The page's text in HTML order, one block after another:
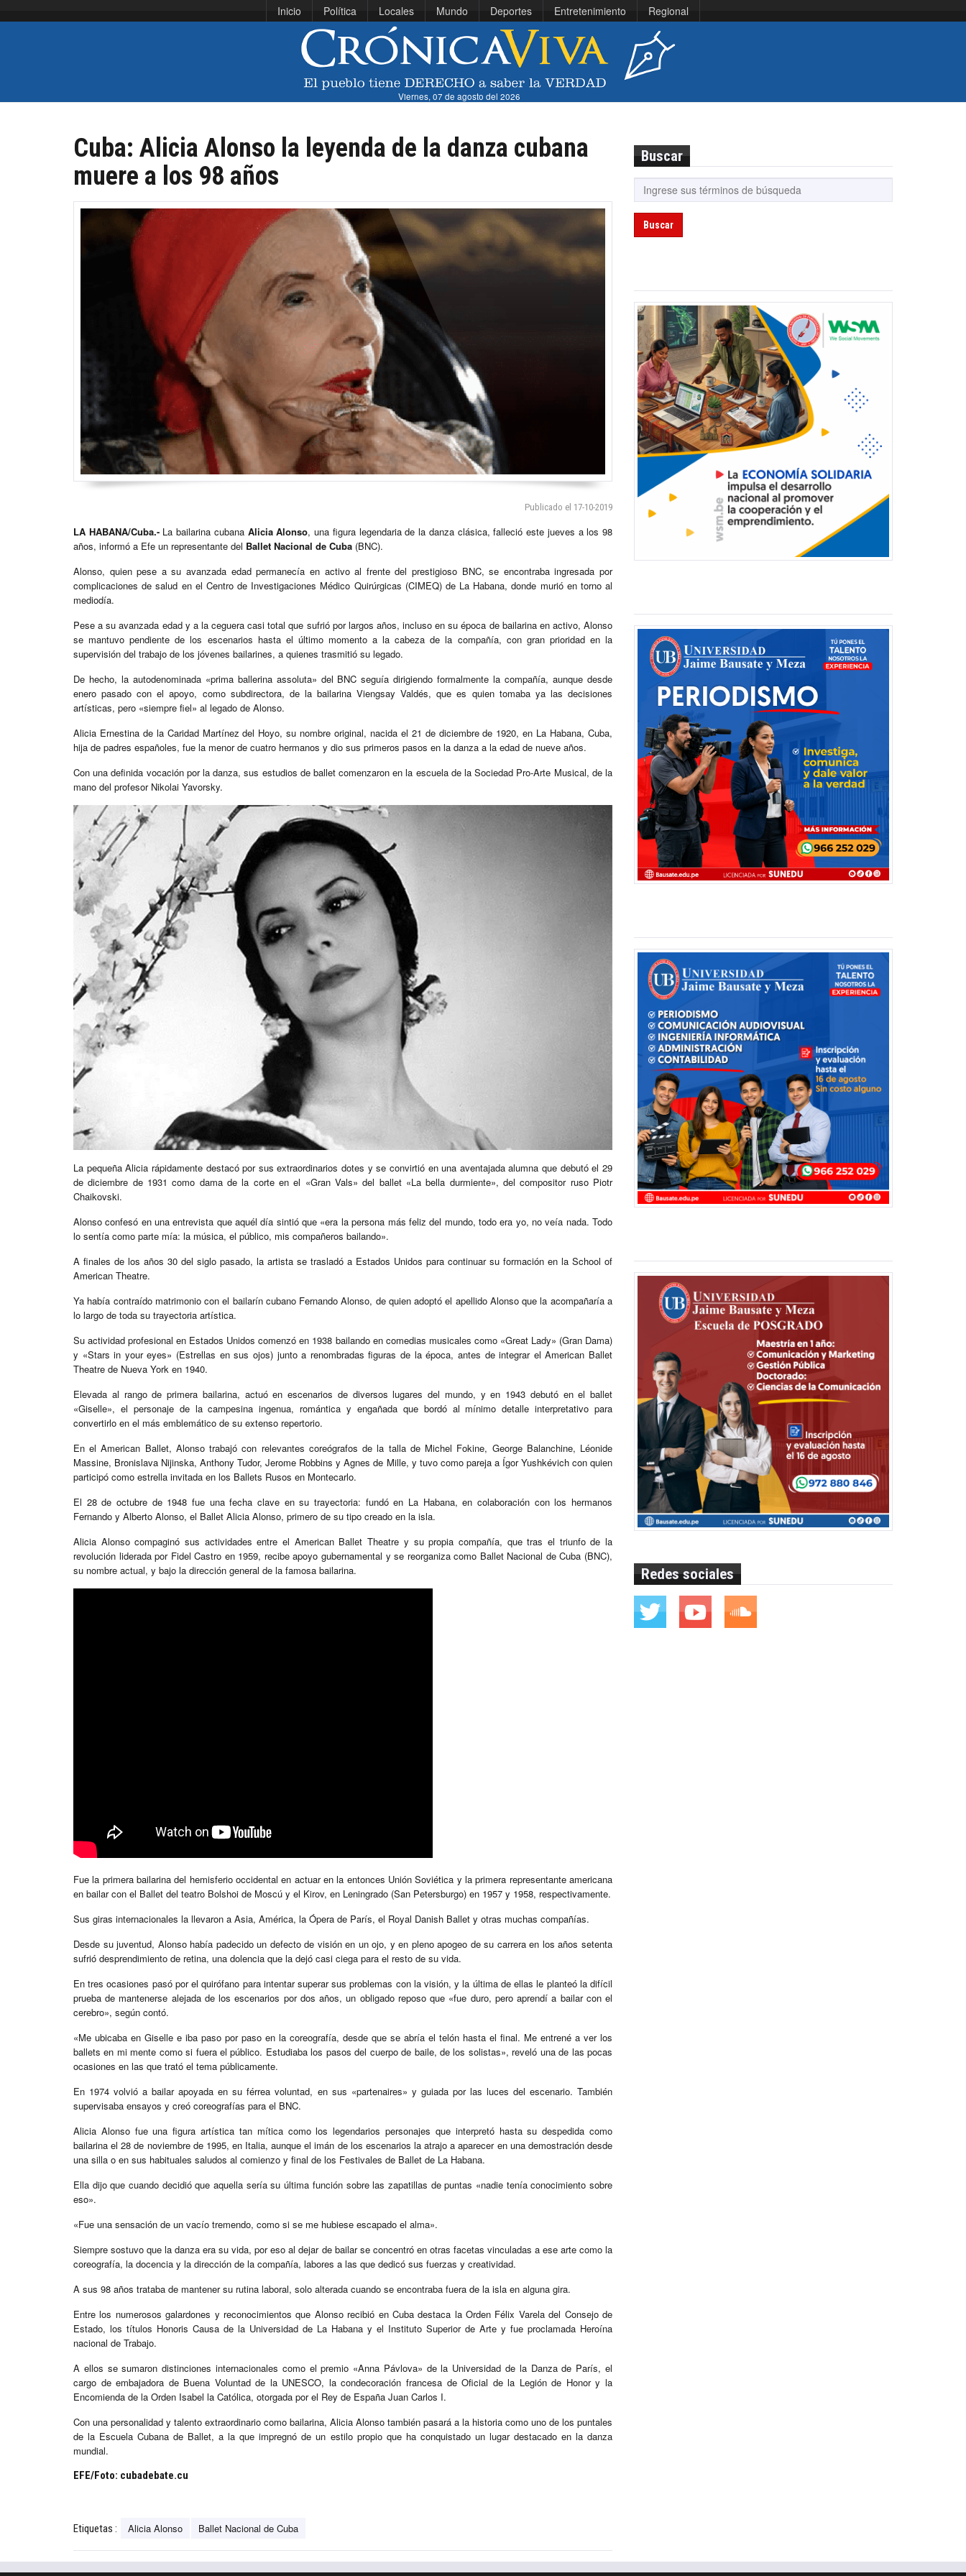
Inicio Política Locales Mundo Deportes Entretenimiento Regional
Viernes, 07 de agosto del 2026
Cuba: Alicia Alonso la leyenda de la danza cubana
muere a los 98 años
Publicado el 17-10-2019
LA HABANA/Cuba.-La bailarina cubanaAlicia Alonso, una figura legendaria de la danza clásica, falleció este jueves a los 98
años, informó a Efe un representante del Ballet Nacional de Cuba (BNC).
Alonso, quien pese a su avanzada edad permanecía en activo al frente del prestigioso BNC, se encontraba ingresada por
complicaciones de salud en el Centro de Investigaciones Médico Quirúrgicas (CIMEQ) de La Habana, donde murió en torno al
mediodía.
Pese a su avanzada edad y a la ceguera casi total que sufrió por largos años, incluso en su época de bailarina en activo, Alonso
se mantuvo pendiente de los escenarios hasta el último momento a la cabeza de la compañía, con gran prioridad en la
supervisión del trabajo de los jóvenes bailarines, a quienes trasmitió su legado.
De hecho, la autodenominada «prima ballerina assoluta» del BNC seguía dirigiendo formalmente la compañía, aunque desde
enero pasado con el apoyo, como subdirectora, de la bailarina Viengsay Valdés, que es quien tomaba ya las decisiones
artísticas, pero «siempre fiel» al legado de Alonso.
Alicia Ernestina de la Caridad Martínez del Hoyo, su nombre original, nacida el 21 de diciembre de 1920, en La Habana, Cuba,
hija de padres españoles, fue la menor de cuatro hermanos y dio sus primeros pasos en la danza a la edad de nueve años.
Con una definida vocación por la danza, sus estudios de ballet comenzaron en la escuela de la Sociedad Pro-Arte Musical, de la
mano del profesor Nikolai Yavorsky.
La pequeña Alicia rápidamente destacó por sus extraordinarios dotes y se convirtió en una aventajada alumna que debutó el 29
de diciembre de 1931 como dama de la corte en el «Gran Vals» del ballet «La bella durmiente», del compositor ruso Piotr
Chaikovski.
Alonso confesó en una entrevista que aquél día sintió que «era la persona más feliz del mundo, todo era yo, no veía nada. Todo
lo sentía como parte mía: la música, el público, mis compañeros bailando».
A finales de los años 30 del siglo pasado, la artista se trasladó a Estados Unidos para continuar su formación en la School of
American Theatre.
Ya había contraído matrimonio con el bailarín cubano Fernando Alonso, de quien adoptó el apellido Alonso que la acompañaría a
lo largo de toda su trayectoria artística.
Su actividad profesional en Estados Unidos comenzó en 1938 bailando en comedias musicales como «Great Lady» (Gran Dama)
y «Stars in your eyes» (Estrellas en sus ojos) junto a renombradas figuras de la época, antes de integrar el American Ballet
Theatre de Nueva York en 1940.
Elevada al rango de primera bailarina, actuó en escenarios de diversos lugares del mundo, y en 1943 debutó en el ballet
«Giselle», el personaje de la campesina ingenua, romántica y engañada que bordó al mínimo detalle interpretativo para
convertirlo en el más emblemático de su extenso repertorio.
En el American Ballet, Alonso trabajó con relevantes coreógrafos de la talla de Michel Fokine, George Balanchine, Léonide
Massine, Bronislava Nijinska, Anthony Tudor, Jerome Robbins y Agnes de Mille, y tuvo como pareja a Ígor Yushkévich con quien
participó como estrella invitada en los Ballets Rusos en Montecarlo.
El 28 de octubre de 1948 fue una fecha clave en su trayectoria: fundó en La Habana, en colaboración con los hermanos
Fernando y Alberto Alonso, el Ballet Alicia Alonso, primero de su tipo creado en la isla.
Alicia Alonso compaginó sus actividades entre el American Ballet Theatre y su propia compañía, que tras el triunfo de la
revolución liderada por Fidel Castro en 1959, recibe apoyo gubernamental y se reorganiza como Ballet Nacional de Cuba (BNC),
su nombre actual, y bajo la dirección general de la famosa bailarina.
Fue la primera bailarina del hemisferio occidental en actuar en la entonces Unión Soviética y la primera representante americana
en bailar con el Ballet del teatro Bolshoi de Moscú y el Kirov, en Leningrado (San Petersburgo) en 1957 y 1958, respectivamente.
Sus giras internacionales la llevaron a Asia, América, la Ópera de París, el Royal Danish Ballet y otras muchas compañías.
Desde su juventud, Alonso había padecido un defecto de visión en un ojo, y en pleno apogeo de su carrera en los años setenta
sufrió desprendimiento de retina, una dolencia que la dejó casi ciega para el resto de su vida.
En tres ocasiones pasó por el quirófano para intentar superar sus problemas con la visión, y la última de ellas le planteó la difícil
prueba de mantenerse alejada de los escenarios por dos años, un obligado reposo que «fue duro, pero aprendí a bailar con el
cerebro», según contó.
«Me ubicaba en Giselle e iba paso por paso en la coreografía, desde que se abría el telón hasta el final. Me entrené a ver los
ballets en mi mente como si fuera el público. Estudiaba los pasos del cuerpo de baile, de los solistas», reveló una de las pocas
ocasiones en las que trató el tema públicamente.
En 1974 volvió a bailar apoyada en su férrea voluntad, en sus «partenaires» y guiada por las luces del escenario. También
supervisaba ensayos y creó coreografías para el BNC.
Alicia Alonso fue una figura artística tan mítica como los legendarios personajes que interpretó hasta su despedida como
bailarina el 28 de noviembre de 1995, en Italia, aunque el imán de los escenarios la atrajo a aparecer en una demostración desde
una silla o en sus habituales saludos al comienzo y final de los Festivales de Ballet de La Habana.
Ella dijo que cuando decidió que aquella sería su última función sobre las zapatillas de puntas «nadie tenía conocimiento sobre
eso».
«Fue una sensación de un vacío tremendo, como si se me hubiese escapado el alma».
Siempre sostuvo que la danza era su vida, por eso al dejar de bailar se concentró en otras facetas vinculadas a ese arte como la
coreografía, la docencia y la dirección de la compañía, labores a las que dedicó sus fuerzas y creatividad.
A sus 98 años trataba de mantener su rutina laboral, solo alterada cuando se encontraba fuera de la isla en alguna gira.
Entre los numerosos galardones y reconocimientos que Alonso recibió en Cuba destaca la Orden Félix Varela del Consejo de
Estado, los títulos Honoris Causa de la Universidad de La Habana y el Instituto Superior de Arte y fue proclamada Heroína
nacional de Trabajo.
A ellos se sumaron distinciones internacionales como el premio «Anna Pávlova» de la Universidad de la Danza de París, el
cargo de embajadora de Buena Voluntad de la UNESCO, la condecoración francesa de Oficial de la Legión de Honor y la
Encomienda de la Orden Isabel la Católica, otorgada por el Rey de España Juan Carlos I.
Con una personalidad y talento extraordinario como bailarina, Alicia Alonso también pasará a la historia como uno de los puntales
de la Escuela Cubana de Ballet, a la que impregnó de un estilo propio que ha conquistado un lugar destacado en la danza
mundial.
EFE/Foto: cubadebate.cu
Etiquetas : Alicia Alonso Ballet Nacional de Cuba
Buscar
Buscar
Redes sociales